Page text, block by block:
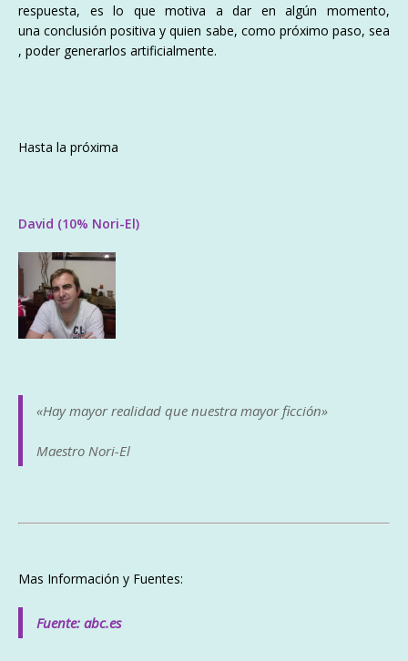
respuesta, es lo que motiva a dar enalgún momento,
unaconclusión positiva y quien sabe, como próximo paso, sea
, poder generarlos artificialmente.
Hasta la próxima
David (10% Nori-El)
«Hay mayor realidad que nuestra mayor ficción»
Maestro Nori-El
Mas Información y Fuentes:
Fuente: abc.es